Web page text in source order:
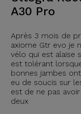
A30 Pro
Après 3 mois de
axiome Gtr evo je
vélo qui est alaise
est tolérant
bonnes jambes
eu de soucis sur
est de ne pas
deux